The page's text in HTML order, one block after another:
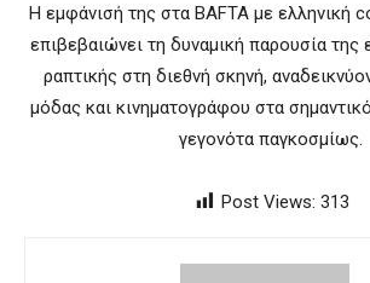
Η εμφάνισή της στα BAFTA με ελληνική
επιβεβαιώνει τη δυναμική παρουσία της
ραπτικής στη διεθνή σκηνή,
μόδας και κινηματογράφου στα
γεγονότα παγκοσμίως.
Post Views: 313